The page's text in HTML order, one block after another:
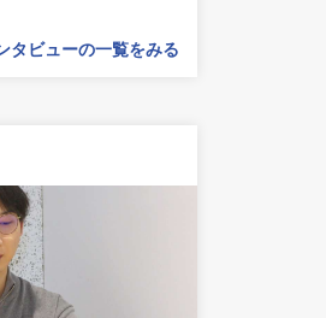
タビューの一覧をみる